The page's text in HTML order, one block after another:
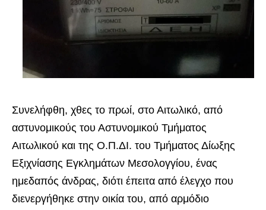
Συνελήφθη, χθες το πρωί, στο Αιτωλικό, από
αστυνομικούς του Αστυνομικού Τμήματος
Αιτωλικού και της Ο.Π.ΔΙ. του Τμήματος Δίωξης
Εξιχνίασης Εγκλημάτων Μεσολογγίου, ένας
ημεδαπός άνδρας, διότι έπειτα από έλεγχο που
διενεργήθηκε στην οικία του, από αρμόδιο